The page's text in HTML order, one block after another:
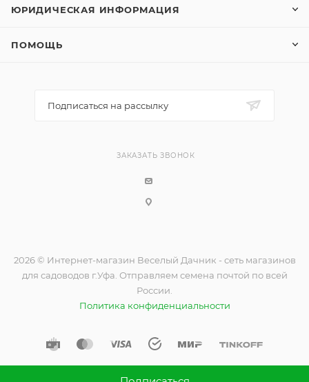
ЮРИДИЧЕСКАЯ ИНФОРМАЦИЯ
ПОМОЩЬ
Подписаться на рассылку
ЗАКАЗАТЬ ЗВОНОК
2026 © Интернет-магазин Веселый Дачник - сеть магазинов
для садоводов г.Уфа. Отправляем семена почтой по всей
России.
Политика конфиденциальности